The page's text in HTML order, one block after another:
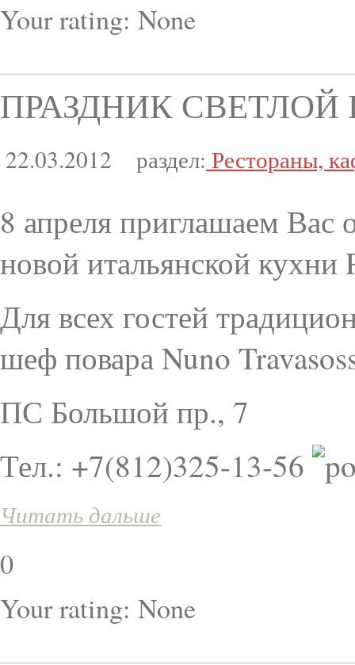
Your rating: None
ПРАЗДНИК СВЕТЛОЙ
22.03.2012 раздел: Рестораны,
8 апреля приглашаем Вас
новой итальянской
Для всех гостей
шеф повара Nuno
ПС Большой пр., 7
Тел.: +7(812)325-13-56
Читать дальше
0
Your rating: None